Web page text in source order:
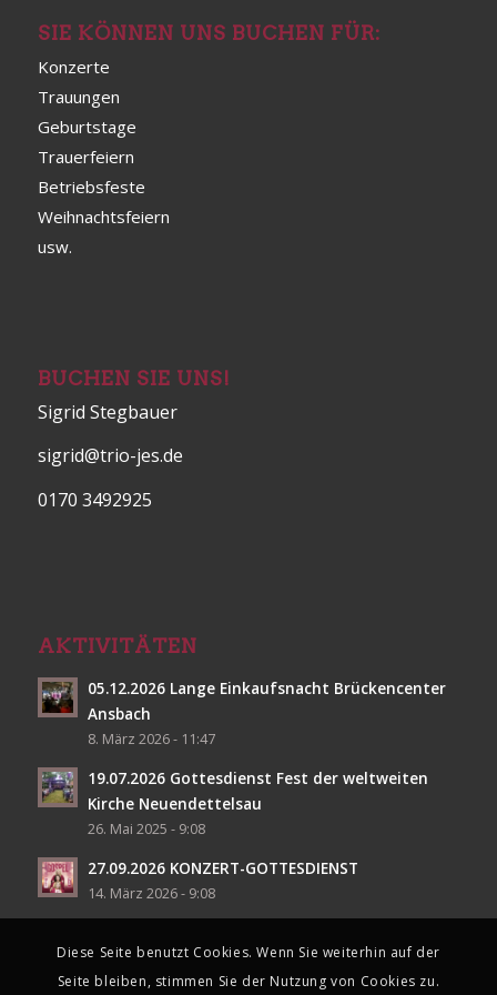
SIE KÖNNEN UNS BUCHEN FÜR:
Konzerte
Trauungen
Geburtstage
Trauerfeiern
Betriebsfeste
Weihnachtsfeiern
usw.
BUCHEN SIE UNS!
Sigrid Stegbauer
sigrid@trio-jes.de
0170 3492925
AKTIVITÄTEN
05.12.2026 Lange Einkaufsnacht Brückencenter
Ansbach
8. März 2026 - 11:47
19.07.2026 Gottesdienst Fest der weltweiten
Kirche Neuendettelsau
26. Mai 2025 - 9:08
27.09.2026 KONZERT-GOTTESDIENST
14. März 2026 - 9:08
Diese Seite benutzt Cookies. Wenn Sie weiterhin auf der
Seite bleiben, stimmen Sie der Nutzung von Cookies zu.